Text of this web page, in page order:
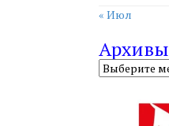
« Июл
Архивы